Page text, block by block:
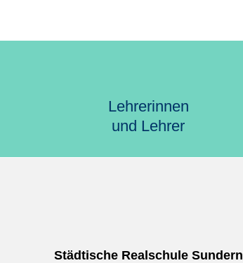
Lehrerinnen
und Lehrer
Städtische Realschule Sundern